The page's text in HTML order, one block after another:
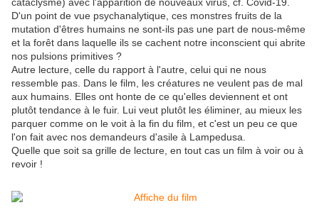
D'un point de vue psychanalytique, ces monstres fruits de la
mutation d'êtres humains ne sont-ils pas une part de nous-même
et la forêt dans laquelle ils se cachent notre inconscient qui abrite
nos pulsions primitives ?
Autre lecture, celle du rapport à l'autre, celui qui ne nous
ressemble pas. Dans le film, les créatures ne veulent pas de mal
aux humains. Elles ont honte de ce qu'elles deviennent et ont
plutôt tendance à le fuir. Lui veut plutôt les éliminer, au mieux les
parquer comme on le voit à la fin du film, et c'est un peu ce que
l'on fait avec nos demandeurs d'asile à Lampedusa.
Quelle que soit sa grille de lecture, en tout cas un film à voir ou à
revoir !